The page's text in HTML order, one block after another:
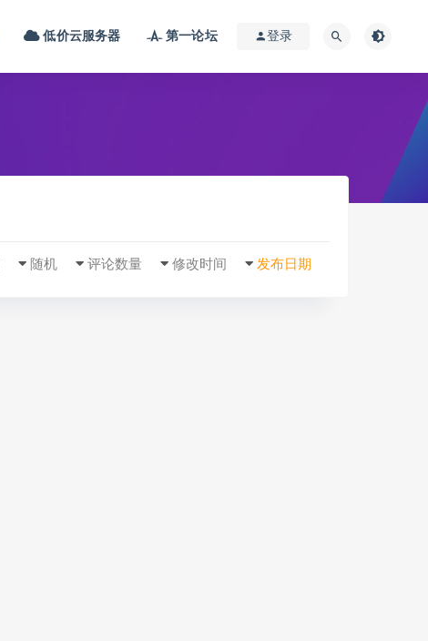
低价云服务器 第一论坛 登录
发布日期
修改时间
评论数量
随机